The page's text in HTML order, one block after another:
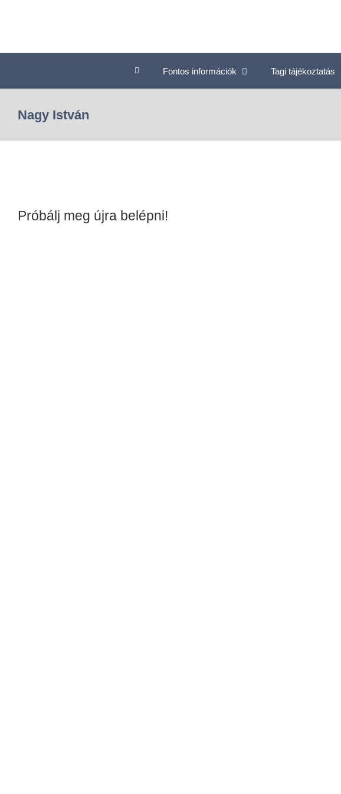
Fontos információk Tagi tájékoztatás
Nagy István
Próbálj meg újra belépni!